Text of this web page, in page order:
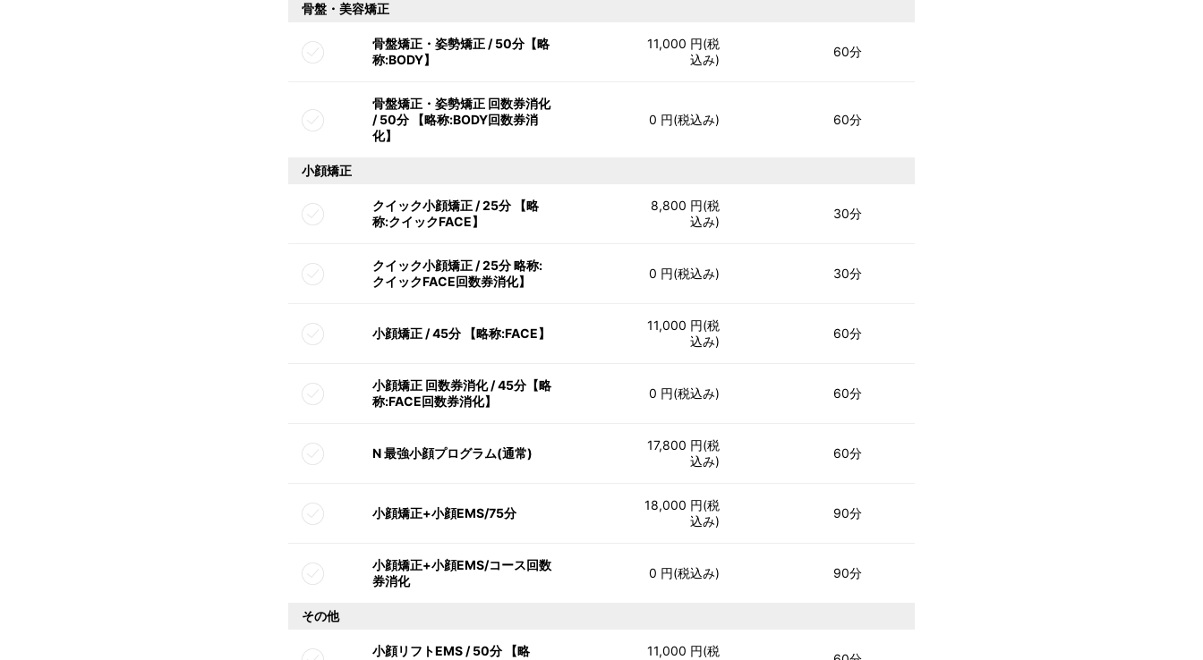
骨盤・美容矯正
骨盤矯正・姿勢矯正 / 50分【略
称:BODY】
11,000 円(税
込み)
60分
骨盤矯正・姿勢矯正 回数券消化
/ 50分 【略称:BODY回数券消
化】
0 円(税込み) 60分
小顔矯正
クイック小顔矯正 / 25分 【略
称:クイックFACE】
8,800 円(税
込み)
30分
クイック小顔矯正 / 25分 略称:
クイックFACE回数券消化】
0 円(税込み) 30分
小顔矯正 / 45分 【略称:FACE】
11,000 円(税
込み)
60分
小顔矯正 回数券消化 / 45分【略
称:FACE回数券消化】
0 円(税込み) 60分
N 最強小顔プログラム(通常)
17,800 円(税
込み)
60分
小顔矯正+小顔EMS/75分
18,000 円(税
込み)
90分
小顔矯正+小顔EMS/コース回数
券消化
0 円(税込み) 90分
その他
小顔リフトEMS / 50分 【略
11,000 円(税